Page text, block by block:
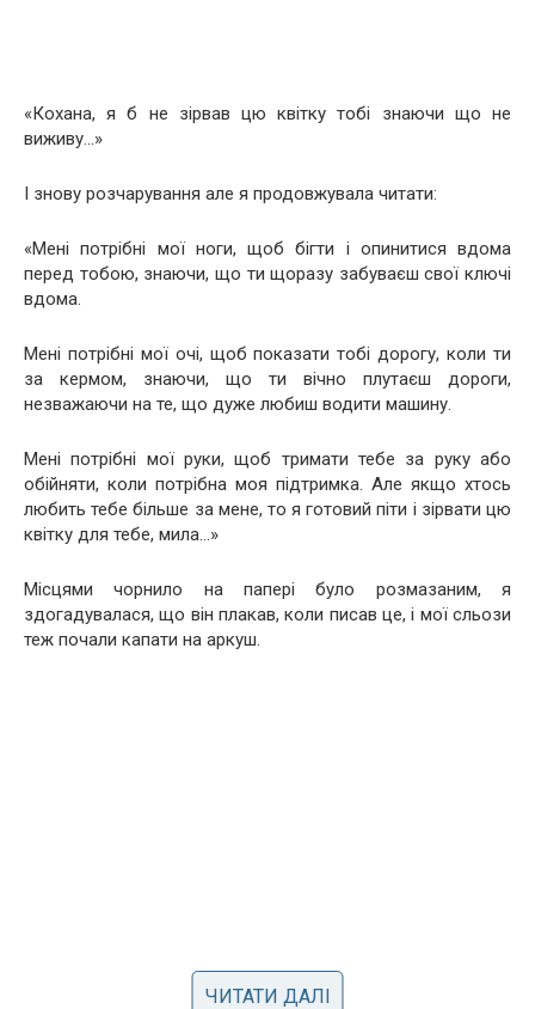
«Кохана, я б не зірвав цю квітку тобі знаючи що не
виживу…»
І знову розчарування але я продовжувала читати:
«Мені потрібні мої ноги, щоб бігти і опинитися вдома
перед тобою, знаючи, що ти щоразу забуваєш свої ключі
вдома.
Мені потрібні мої очі, щоб показати тобі дорогу, коли ти
за кермом, знаючи, що ти вічно плутаєш дороги,
незважаючи на те, що дуже любиш водити машину.
Мені потрібні мої руки, щоб тримати тебе за руку або
обійняти, коли потрібна моя підтримка. Але якщо хтось
любить тебе більше за мене, то я готовий піти і зірвати цю
квітку для тебе, мила…»
Місцями чорнило на папері було розмазаним, я
здогадувалася, що він плакав, коли писав це, і мої сльози
теж почали капати на аркуш.
ЧИТАТИ ДАЛІ